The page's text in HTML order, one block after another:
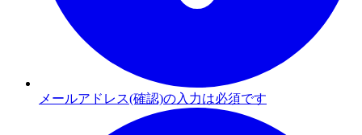
メールアドレス(確認)の入力は必須です